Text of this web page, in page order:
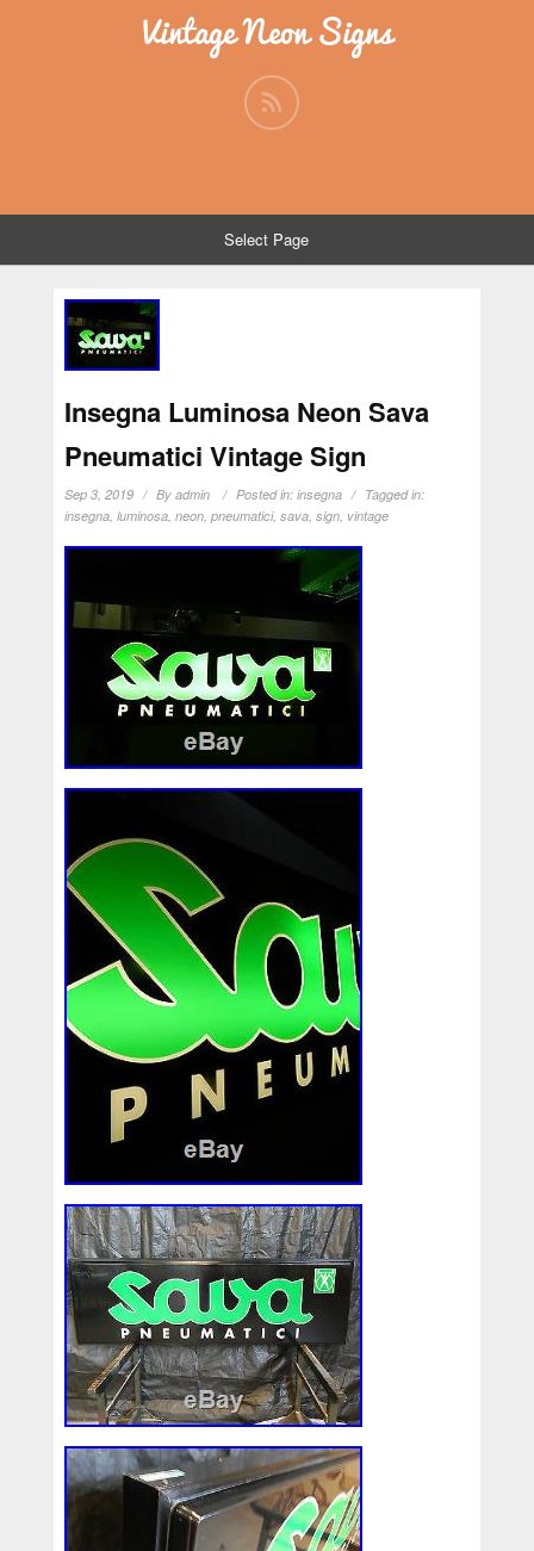
Vintage Neon Signs
Select Page
Insegna Luminosa Neon Sava
Pneumatici Vintage Sign
Sep 3, 2019 By admin Posted in: insegna
Tagged in:
insegna, luminosa, neon, pneumatici, sava, sign, vintage